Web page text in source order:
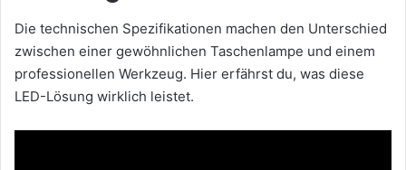
Die technischen Spezifikationen machen den Unterschied
zwischen einer gewöhnlichen Taschenlampe und einem
professionellen Werkzeug. Hier erfährst du, was diese
LED-Lösung wirklich leistet.